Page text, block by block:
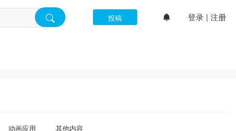
投稿 登录 | 注册
动画应用 其他内容